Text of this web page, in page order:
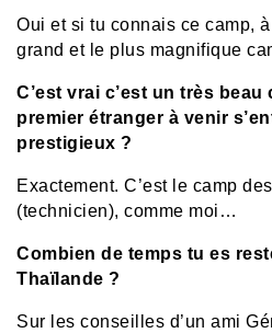
Oui et si tu connais ce camp,
grand et le plus magnifique
C’est vrai c’est un très beau
premier étranger à venir
prestigieux ?
Exactement. C’est le camp
(technicien), comme moi…
Combien de temps tu es
Thaïlande ?
Sur les conseilles d’un ami